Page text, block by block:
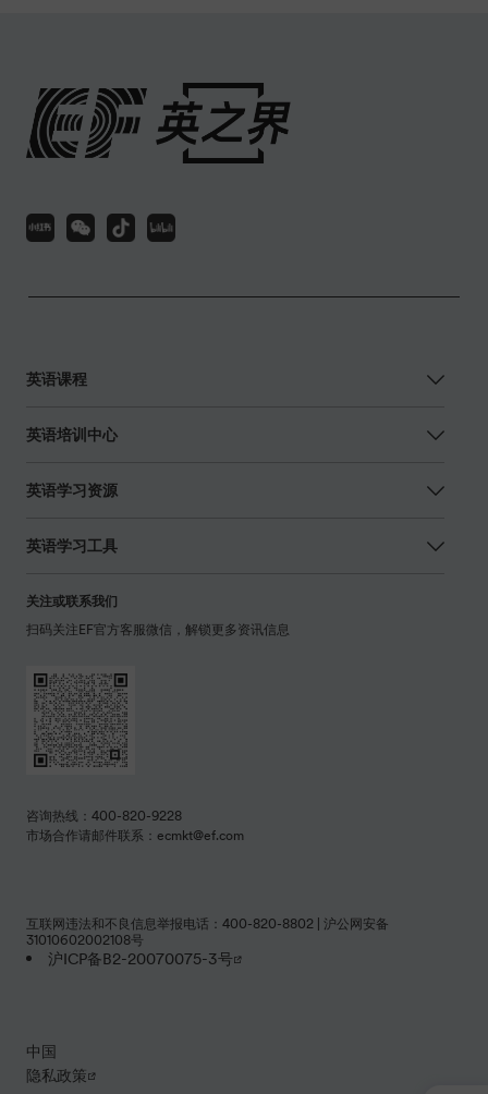
英语课程
英语培训中心
英语学习资源
英语学习工具
关注或联系我们
扫码关注EF官方客服微信，解锁更多资讯信息
咨询热线：400-820-9228
市场合作请邮件联系：ecmkt@ef.com
互联网违法和不良信息举报电话：400-820-8802 | 沪公网安备
31010602002108号
沪ICP备B2-20070075-3号
中国
隐私政策